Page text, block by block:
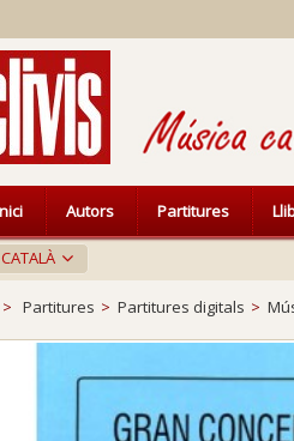
CATALÀ
Autors Partitures
> Partitures > Partitures digitals >